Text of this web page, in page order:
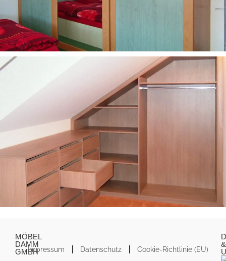
MÖBEL
DAMM
GMBHImpressum Datenschutz Cookie-Richtlinie (EU)
&